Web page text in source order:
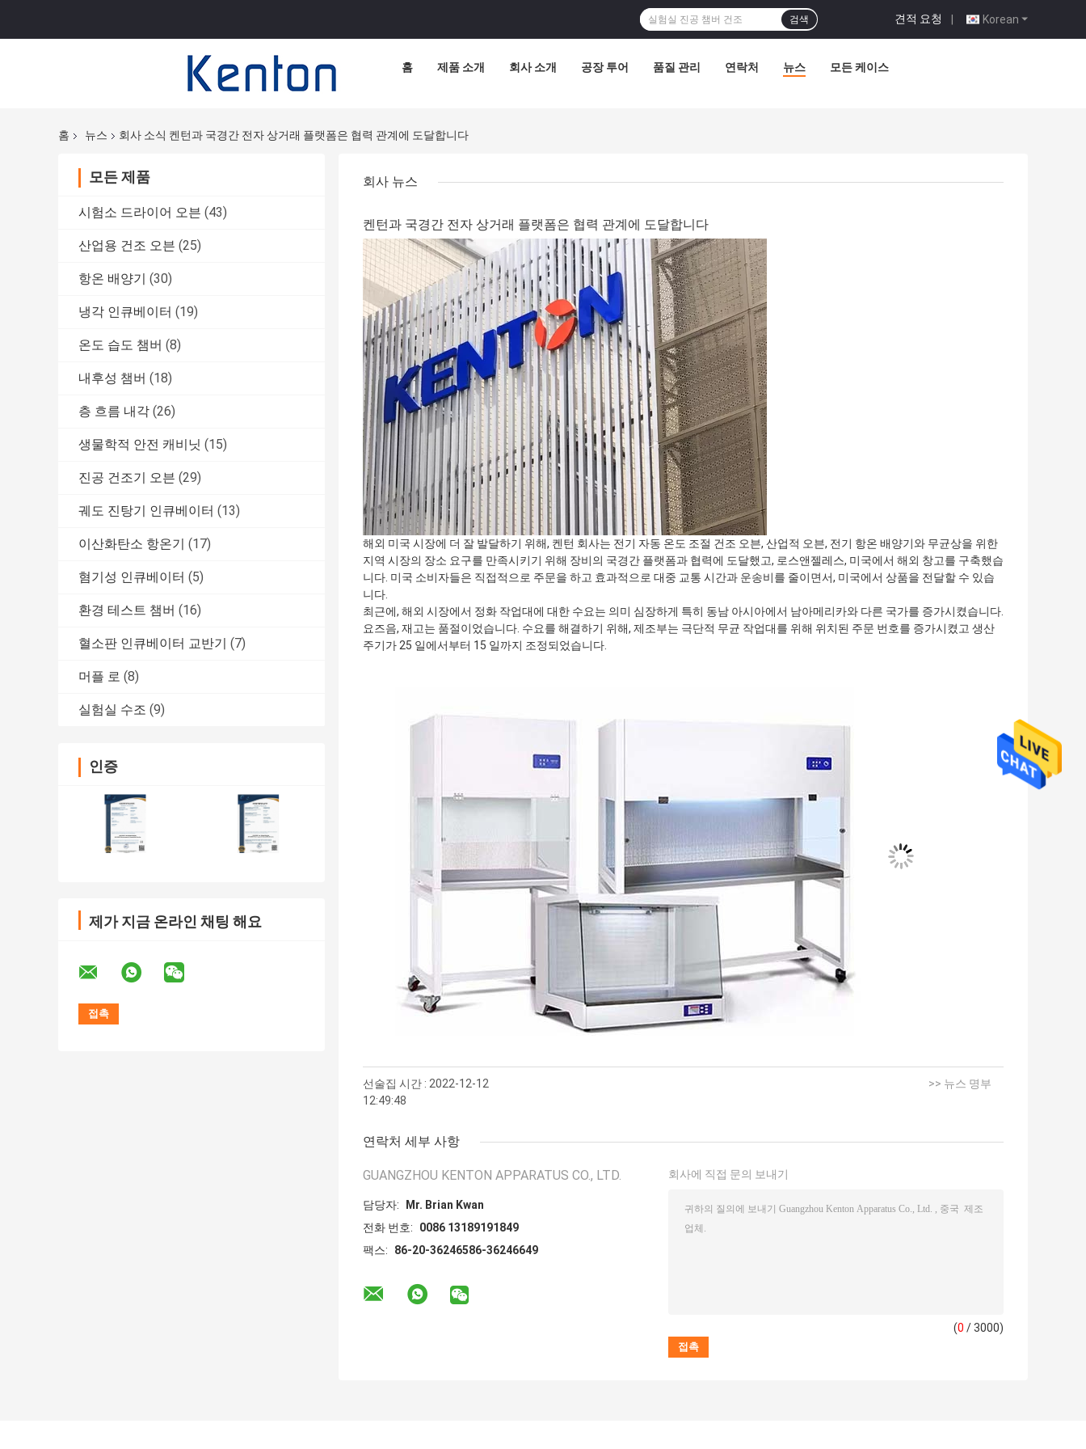
Korean
견적 요청 |
검색
홈 제품 소개 회사 소개 공장 투어 품질 관리 연락처 뉴스 모든 케이스
홈 뉴스 회사 소식 켄턴과 국경간 전자 상거래 플랫폼은 협력 관계에 도달합니다
모든 제품
시험소 드라이어 오븐 (43)
산업용 건조 오븐 (25)
항온 배양기 (30)
냉각 인큐베이터 (19)
온도 습도 챔버 (8)
내후성 챔버 (18)
층 흐름 내각 (26)
생물학적 안전 캐비닛 (15)
진공 건조기 오븐 (29)
궤도 진탕기 인큐베이터 (13)
이산화탄소 항온기 (17)
혐기성 인큐베이터 (5)
환경 테스트 챔버 (16)
혈소판 인큐베이터 교반기 (7)
머플 로 (8)
실험실 수조 (9)
인증
제가 지금 온라인 채팅 해요
회사 뉴스
켄턴과 국경간 전자 상거래 플랫폼은 협력 관계에 도달합니다
해외 미국 시장에 더 잘 발달하기 위해, 켄턴 회사는 전기 자동 온도 조절 건조 오븐, 산업적 오븐, 전기 항온 배양기와 무균상을 위한
지역 시장의 장소 요구를 만족시키기 위해 장비의 국경간 플랫폼과 협력에 도달했고, 로스앤젤레스, 미국에서 해외 창고를 구축했습
니다. 미국 소비자들은 직접적으로 주문을 하고 효과적으로 대중 교통 시간과 운송비를 줄이면서, 미국에서 상품을 전달할 수 있습
니다.
최근에, 해외 시장에서 정화 작업대에 대한 수요는 의미 심장하게 특히 동남 아시아에서 남아메리카와 다른 국가를 증가시켰습니다.
요즈음, 재고는 품절이었습니다. 수요를 해결하기 위해, 제조부는 극단적 무균 작업대를 위해 위치된 주문 번호를 증가시켰고 생산
주기가 25 일에서부터 15 일까지 조정되었습니다.
선술집 시간 : 2022-12-12
12:49:48
>> 뉴스 명부
연락처 세부 사항
GUANGZHOU KENTON APPARATUS CO., LTD.
담당자:
Mr. Brian Kwan
전화 번호:
0086 13189191849
팩스:
86-20-36246586-36246649
회사에 직접 문의 보내기
(0 / 3000)